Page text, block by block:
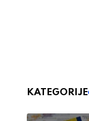
KATEGORIJE